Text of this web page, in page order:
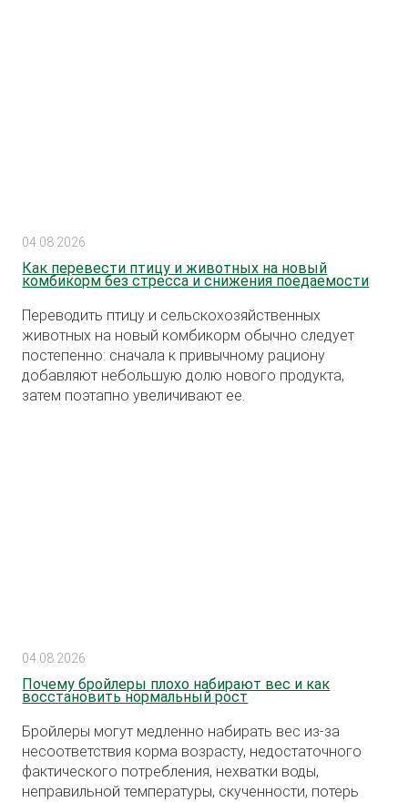
04.08.2026
Как перевести птицу и животных на новый
комбикорм без стресса и снижения поедаемости
Переводить птицу и сельскохозяйственных
животных на новый комбикорм обычно следует
постепенно: сначала к привычному рациону
добавляют небольшую долю нового продукта,
затем поэтапно увеличивают ее.
04.08.2026
Почему бройлеры плохо набирают вес и как
восстановить нормальный рост
Бройлеры могут медленно набирать вес из-за
несоответствия корма возрасту, недостаточного
фактического потребления, нехватки воды,
неправильной температуры, скученности, потерь